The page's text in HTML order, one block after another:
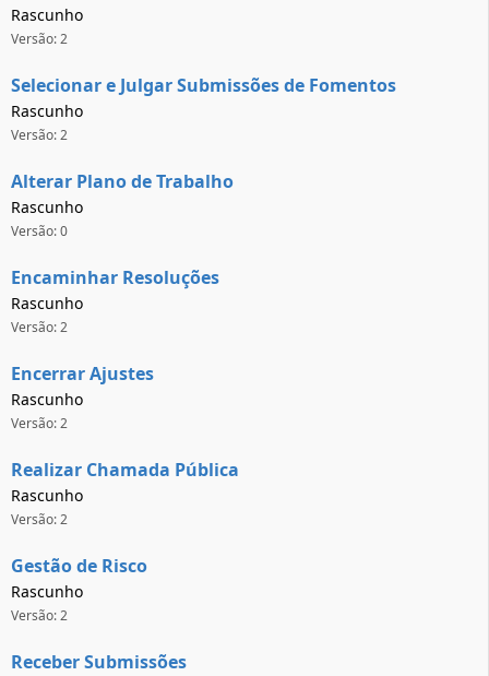
Rascunho
Versão: 2
Selecionar e Julgar Submissões de Fomentos
Rascunho
Versão: 2
Alterar Plano de Trabalho
Rascunho
Versão: 0
Encaminhar Resoluções
Rascunho
Versão: 2
Encerrar Ajustes
Rascunho
Versão: 2
Realizar Chamada Pública
Rascunho
Versão: 2
Gestão de Risco
Rascunho
Versão: 2
Receber Submissões